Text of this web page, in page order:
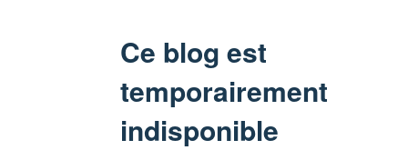
Ce blog est
temporairement
indisponible